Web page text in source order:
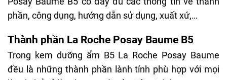
Posay Baume B5 có đầy đủ các thông tin về thành
phần, công dụng, hướng dẫn sử dụng, xuất xứ,…
Thành phần La Roche Posay Baume B5
Trong kem dưỡng ẩm B5 La Roche Posay Baume
đều là những thành phần lành tính phù hợp với mọi